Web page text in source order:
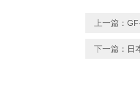
上一篇：
下一篇： 日